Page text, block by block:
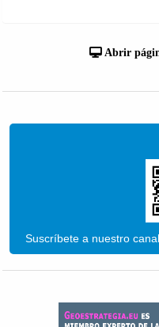
Abrir
Suscríbete a nuestro